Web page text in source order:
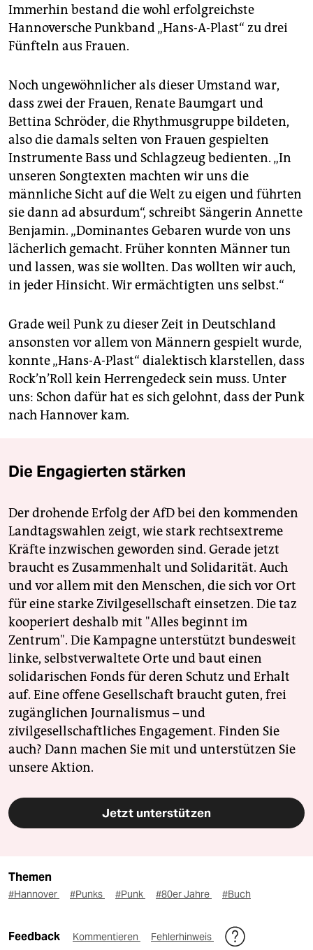
Immerhin bestand die wohl erfolgreichste
Hannoversche Punkband „Hans-A-Plast“ zu drei
Fünfteln aus Frauen.
Noch ungewöhnlicher als dieser Umstand war,
dass zwei der Frauen, Renate Baumgart und
Bettina Schröder, die Rhythmusgruppe bildeten,
also die damals selten von Frauen gespielten
Instrumente Bass und Schlagzeug bedienten. „In
unseren Songtexten machten wir uns die
männliche Sicht auf die Welt zu eigen und führten
sie dann ad absurdum“, schreibt Sängerin Annette
Benjamin. „Dominantes Gebaren wurde von uns
lächerlich gemacht. Früher konnten Männer tun
und lassen, was sie wollten. Das wollten wir auch,
in jeder Hinsicht. Wir ermächtigten uns selbst.“
Grade weil Punk zu dieser Zeit in Deutschland
ansonsten vor allem von Männern gespielt wurde,
konnte „Hans-A-Plast“ dialektisch klarstellen, dass
Rock’n’Roll kein Herrengedeck sein muss. Unter
uns: Schon dafür hat es sich gelohnt, dass der Punk
nach Hannover kam.
Die Engagierten stärken
Der drohende Erfolg der AfD bei den kommenden
Landtagswahlen zeigt, wie stark rechtsextreme
Kräfte inzwischen geworden sind. Gerade jetzt
braucht es Zusammenhalt und Solidarität. Auch
und vor allem mit den Menschen, die sich vor Ort
für eine starke Zivilgesellschaft einsetzen. Die taz
kooperiert deshalb mit "Alles beginnt im
Zentrum". Die Kampagne unterstützt bundesweit
linke, selbstverwaltete Orte und baut einen
solidarischen Fonds für deren Schutz und Erhalt
auf. Eine offene Gesellschaft braucht guten, frei
zugänglichen Journalismus – und
zivilgesellschaftliches Engagement. Finden Sie
auch? Dann machen Sie mit und unterstützen Sie
unsere Aktion.
Jetzt unterstützen
Themen
#Hannover #Punks #Punk #80er Jahre #Buch
Feedback Kommentieren Fehlerhinweis